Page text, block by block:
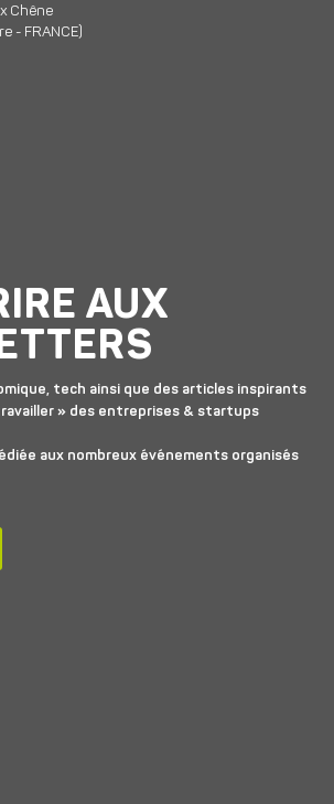
Chêne
- FRANCE)
AUX
tech ainsi que des articles inspirants
» des entreprises & startups
aux nombreux événements organisés